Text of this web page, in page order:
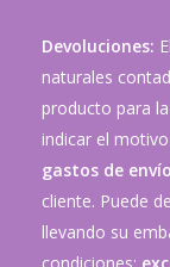
Devoluciones:
naturales
producto para
indicar el
gastos de envío
cliente. Puede
llevando su